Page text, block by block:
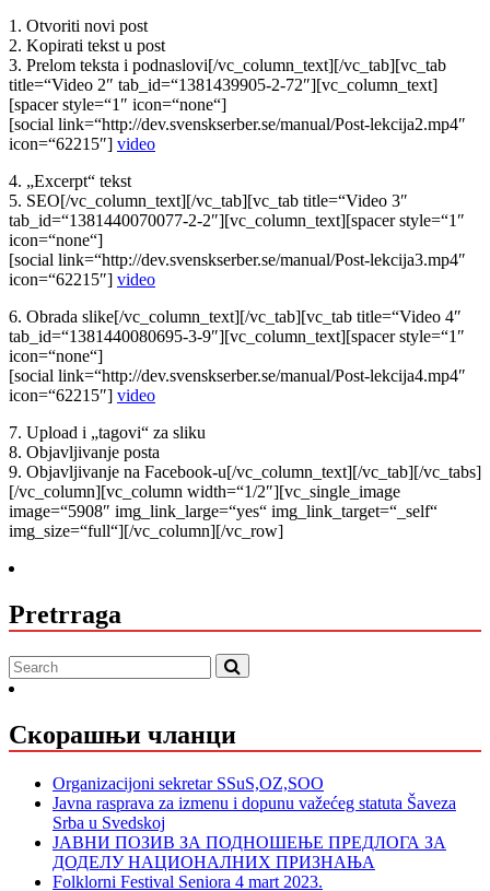
1. Otvoriti novi post
2. Kopirati tekst u post
3. Prelom teksta i podnaslovi[/vc_column_text][/vc_tab][vc_tab
title=“Video 2″ tab_id=“1381439905-2-72″][vc_column_text]
[spacer style=“1″ icon=“none“]
[social link=“http://dev.svenskserber.se/manual/Post-lekcija2.mp4″
icon=“62215″] video
4. „Excerpt“ tekst
5. SEO[/vc_column_text][/vc_tab][vc_tab title=“Video 3″
tab_id=“1381440070077-2-2″][vc_column_text][spacer style=“1″
icon=“none“]
[social link=“http://dev.svenskserber.se/manual/Post-lekcija3.mp4″
icon=“62215″] video
6. Obrada slike[/vc_column_text][/vc_tab][vc_tab title=“Video 4″
tab_id=“1381440080695-3-9″][vc_column_text][spacer style=“1″
icon=“none“]
[social link=“http://dev.svenskserber.se/manual/Post-lekcija4.mp4″
icon=“62215″] video
7. Upload i „tagovi“ za sliku
8. Objavljivanje posta
9. Objavljivanje na Facebook-u[/vc_column_text][/vc_tab][/vc_tabs]
[/vc_column][vc_column width=“1/2″][vc_single_image
image=“5908″ img_link_large=“yes“ img_link_target=“_self“
img_size=“full“][/vc_column][/vc_row]
Pretrraga
Скорашњи чланци
Organizacijoni sekretar SSuS,OZ,SOO
Javna rasprava za izmenu i dopunu važećeg statuta Šaveza
Srba u Svedskoj
ЈАВНИ ПОЗИВ ЗА ПОДНОШЕЊЕ ПРЕДЛОГА ЗА
ДОДЕЛУ НАЦИОНАЛНИХ ПРИЗНАЊА
Folklorni Festival Seniora 4 mart 2023.